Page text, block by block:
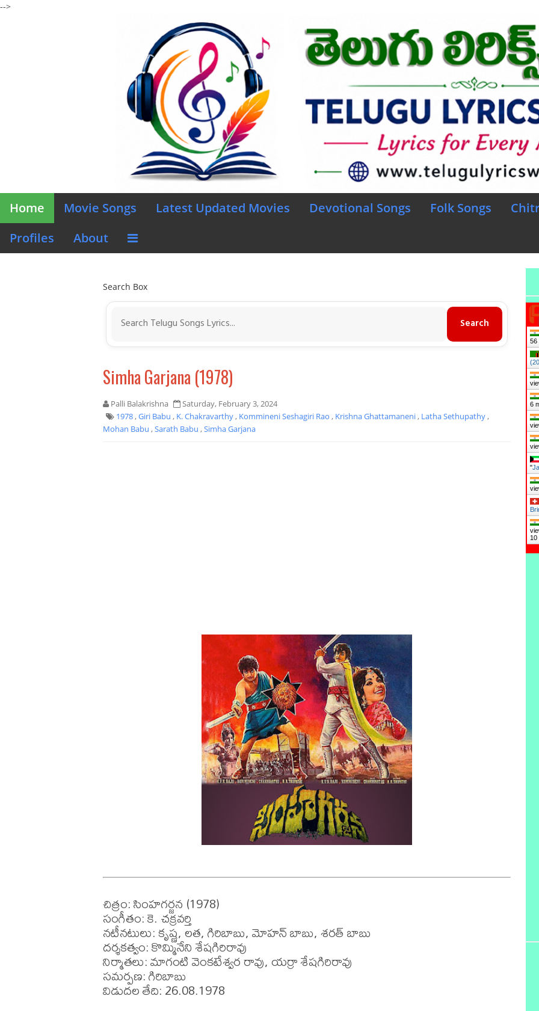
-->
Home Movie Songs Latest Updated Movies Devotional Songs Folk Songs
Profiles
About
Search Box
Simha Garjana (1978)
Palli Balakrishna
Saturday, February 3, 2024
1978,Giri Babu , K. Chakravarthy, Kommineni Seshagiri Rao , Krishna Ghattamaneni, Latha Sethupathy,
Mohan Babu ,Sarath Babu ,Simha Garjana
చిత్రం: సింహగర్జన (1978)
సంగీతం: కె. చక్రవర్తి
నటీనటులు: కృష్ణ, లత, గిరిబాబు, మోహన్ బాబు, శరత్ బాబు
దర్శకత్వం: కొమ్మినేని శేషగిరిరావు
నిర్మాతలు: మాగంటి వెంకటేశ్వర రావు, యర్రా శేషగిరిరావు
సమర్పణ: గిరిబాబు
విడుదల తేది: 26.08.1978
57
6
"
10